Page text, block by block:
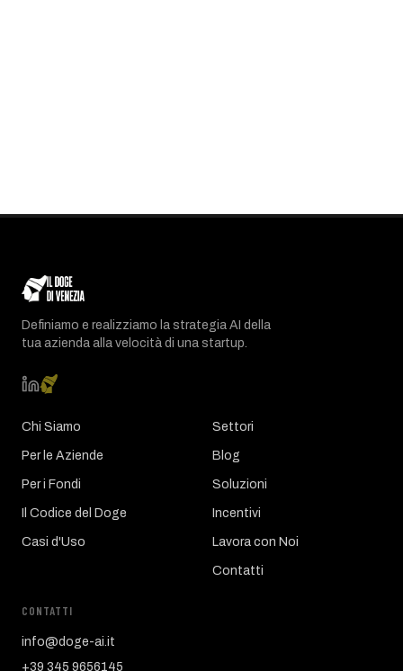
Definiamo e realizziamo la strategia AI della
tua azienda alla velocità di una startup.
Chi Siamo
Per le Aziende
Per i Fondi
Il Codice del Doge
Casi d'Uso
Settori
Blog
Soluzioni
Incentivi
Lavora con Noi
Contatti
CONTATTI
info@doge-ai.it
+39 345 9656145